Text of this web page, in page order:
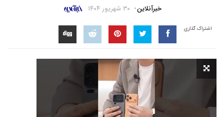
خبرآنلاین ۳۰ شهریور ۱۴۰۴
اشتراک گذاری